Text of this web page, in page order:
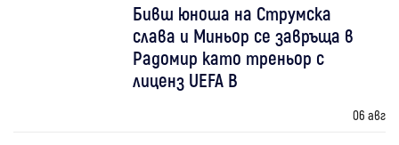
Бивш юноша на Струмска
слава и Миньор се завръща в
Радомир като треньор с
лиценз UEFA B
06 авг